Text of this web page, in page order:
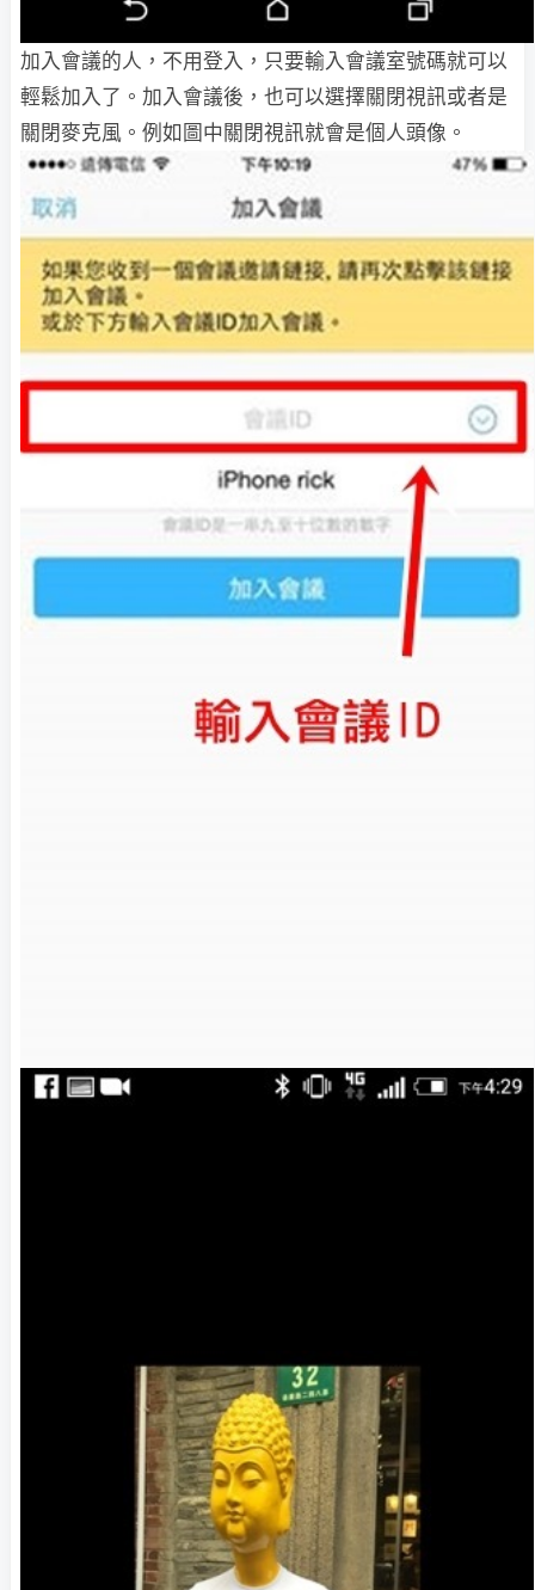
加入會議的人，不用登入，只要輸入會議室號碼就可以
輕鬆加入了。加入會議後，也可以選擇關閉視訊或者是
關閉麥克風。例如圖中關閉視訊就會是個人頭像。